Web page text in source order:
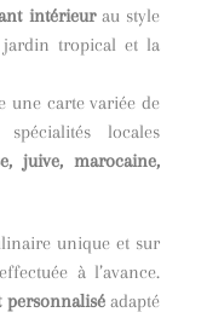
intérieurau style
jardin tropical et la
une carte variée de
locales
juive, marocaine,
unique et sur
à l’avance.
personnaliséadapté